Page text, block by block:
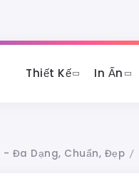
Thiết Kế In Ấn
- Đa Dạng, Chuẩn, Đẹp /